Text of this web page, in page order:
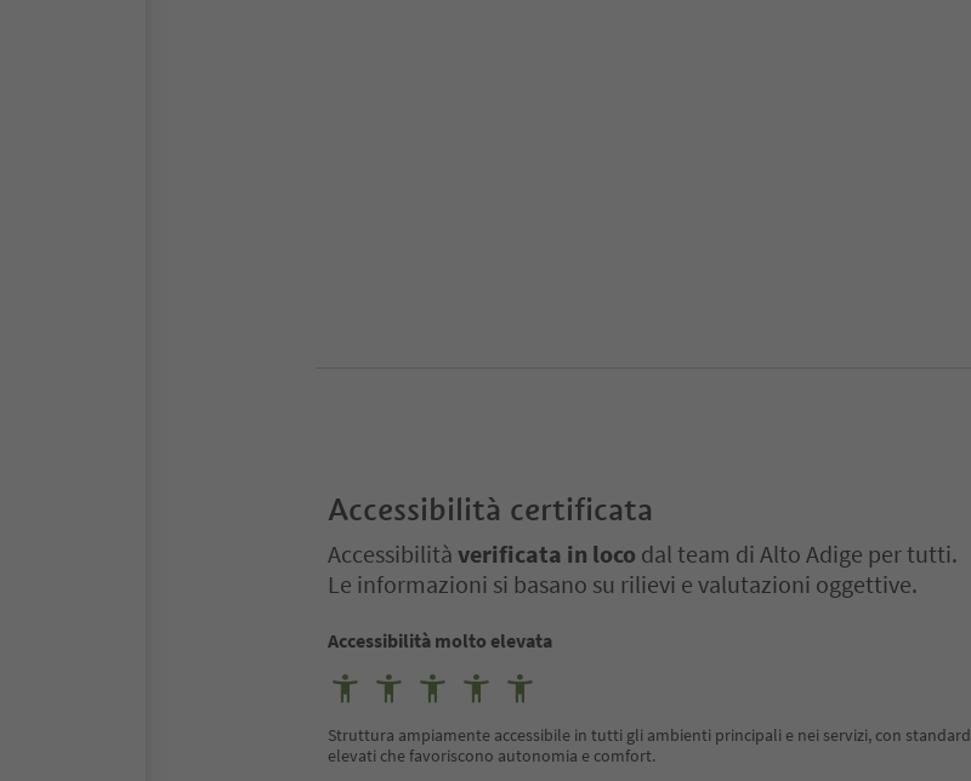
Accessibilità certificata
Accessibilità verificata in loco dal team di Alto Adige per tutti.
Le informazioni si basano su rilievi e valutazioni oggettive.
Accessibilità molto elevata
Struttura ampiamente accessibile in tutti gli ambienti principali e nei servizi, con standard
elevati che favoriscono autonomia e comfort.